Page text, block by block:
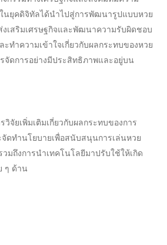
นยุคดิจิทัลได้นำไปสู่การพัฒนารูปแบบหวย
งเสริมเศรษฐกิจและพัฒนาความรับผิดชอบ
ทำความเข้าใจเกี่ยวกับผลกระทบของหวย
จัดการอย่างมีประสิทธิภาพและอยู่บน
จัยเพิ่มเติมเกี่ยวกับผลกระทบของการ
ดทำนโยบายเพื่อสนับสนุนการเล่นหวย
มถึงการนำเทคโนโลยีมาปรับใช้ให้เกิด
ๆ ด้าน